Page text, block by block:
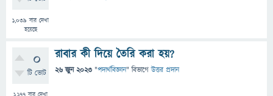
1,039 বার দেখা
হয়েছে
0
টি ভোট
রাবার কী দিয়ে তৈরি করা হয়?
26 জুন 2023 "পদার্থবিজ্ঞান" বিভাগে উত্তর প্রদান